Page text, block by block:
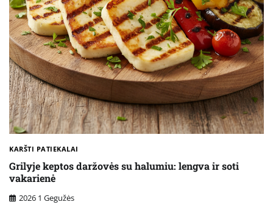
KARŠTI PATIEKALAI
Grilyje keptos daržovės su halumiu: lengva ir soti
vakarienė
2026 1 Gegužės